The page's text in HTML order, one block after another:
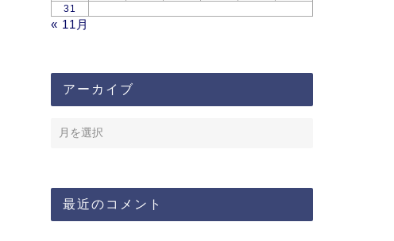
31
« 11月
アーカイブ
最近のコメント